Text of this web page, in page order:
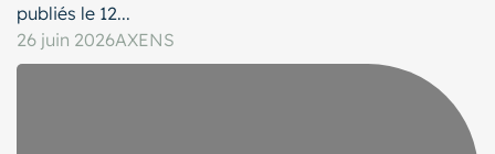
publiés le 12...
26 juin 2026AXENS